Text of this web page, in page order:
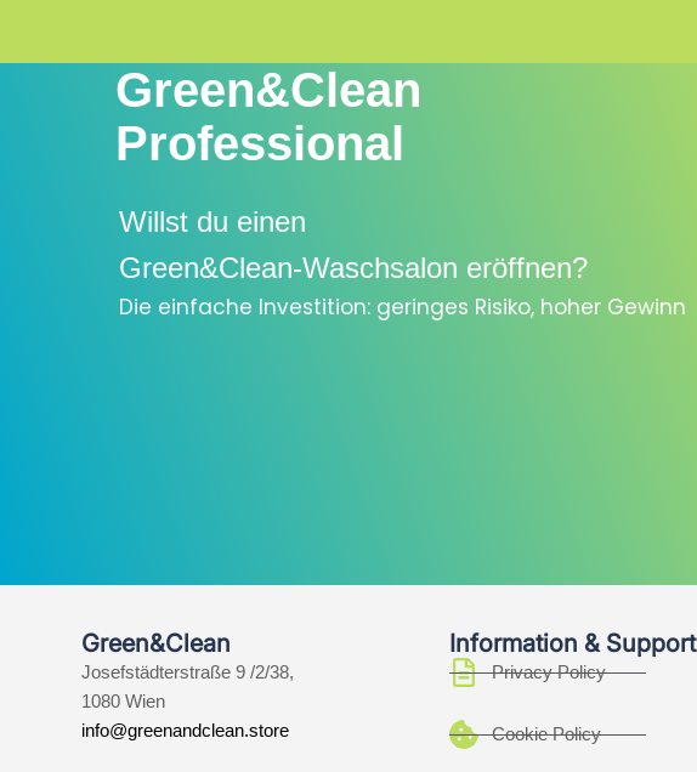
Green&Clean
Professional
Willst du einen
Green&Clean-Waschsalon eröffnen?
Die einfache Investition: geringes Risiko, hoher Gewinn
Green&Clean
Josefstädterstraße 9 /2/38,
1080 Wien
info@greenandclean.store
Information & Support
Privacy Policy
Cookie Policy